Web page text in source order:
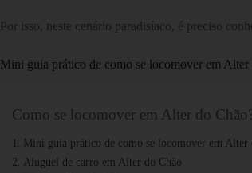
Por isso, neste cenário paradisíaco, é preciso
Mini guia prático de como se locomover em Alter
Como se locomover em Alter do
Mini guia prático de como se locomover em Alter
Aluguel de carro em Alter do Chão